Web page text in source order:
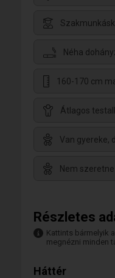
Néha
160-170 cm
Átlagos
Van gyereke,
Nem
Részletes
Kattints bármelyik
megnézni minden
Háttér